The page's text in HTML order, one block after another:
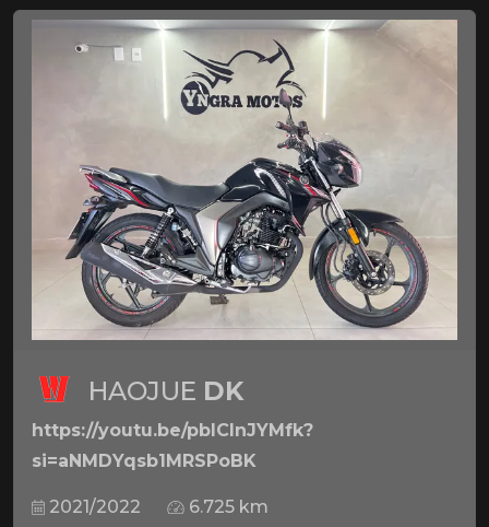
HAOJUE DK
https://youtu.be/pbICInJYMfk?
si=aNMDYqsb1MRSPoBK
2021/2022 6.725 km